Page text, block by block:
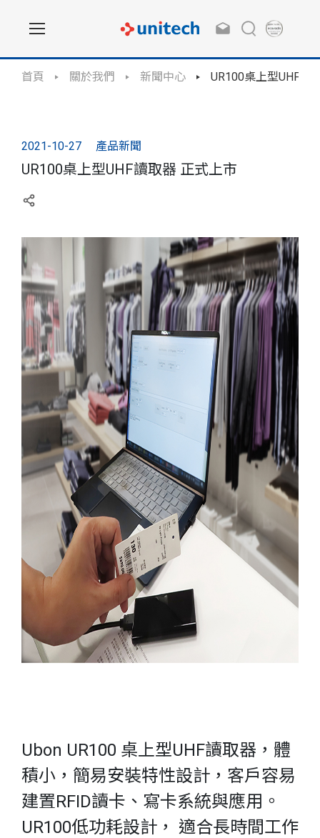
首頁 關於我們 新聞中心 UR100桌上型UHF讀
2021-10-27 產品新聞
UR100桌上型UHF讀取器 正式上市
Ubon UR100 桌上型UHF讀取器，體
積小，簡易安裝特性設計，客戶容易
建置RFID讀卡、寫卡系統與應用。
UR100低功耗設計， 適合長時間工作